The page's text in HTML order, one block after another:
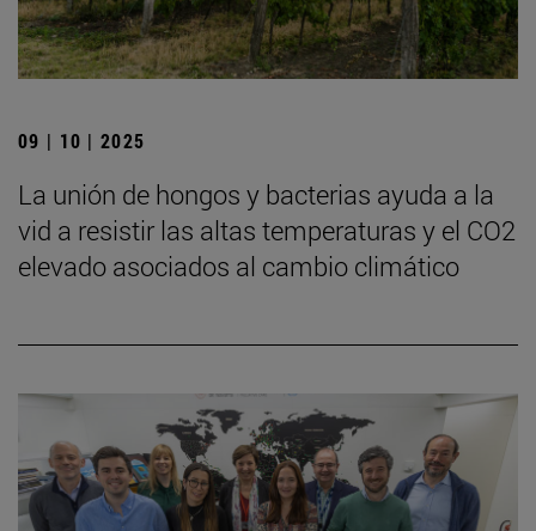
09 | 10 | 2025
La unión de hongos y bacterias ayuda a la
vid a resistir las altas temperaturas y el CO2
elevado asociados al cambio climático